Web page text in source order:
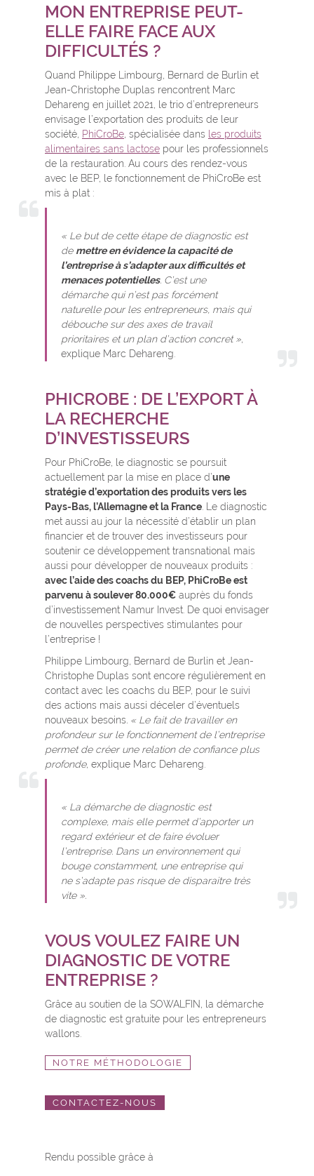
MON ENTREPRISE PEUT-
ELLE FAIRE FACE AUX
DIFFICULTÉS ?
Quand Philippe Limbourg, Bernard de Burlin et
Jean-Christophe Duplas rencontrent Marc
Dehareng en juillet 2021, le trio d’entrepreneurs
envisage l’exportation des produits de leur
société, PhiCroBe , spécialisée dans les produits
alimentaires sans lactose pour les professionnels
de la restauration. Au cours des rendez-vous
avec le BEP, le fonctionnement de PhiCroBe est
mis à plat :
« Le but de cette étape de diagnostic est
de mettre en évidence la capacité de
l’entreprise à s’adapter aux difficultés et
menaces potentielles. C’est une
démarche qui n’est pas forcément
naturelle pour les entrepreneurs, mais qui
débouche sur des axes de travail
prioritaires et un plan d’action concret »
explique Marc Dehareng.
PHICROBE : DE L’EXPORT À
LA RECHERCHE
D’INVESTISSEURS
Pour PhiCroBe, le diagnostic se poursuit
actuellement par la mise en place d’une
stratégie d’exportation des produits vers les
Pays-Bas, l’Allemagne et la France . Le diagnostic
met aussi au jour la nécessité d’établir un plan
financier et de trouver des investisseurs pour
soutenir ce développement transnational mais
aussi pour développer de nouveaux produits :
avec l’aide des coachs du BEP, PhiCroBe est
parvenu à soulever 80.000€ auprès du fonds
d’investissement Namur Invest. De quoi envisager
de nouvelles perspectives stimulantes pour
l’entreprise !
Philippe Limbourg, Bernard de Burlin et Jean-
Christophe Duplas sont encore régulièrement en
contact avec les coachs du BEP, pour le suivi
des actions mais aussi déceler d’éventuels
nouveaux besoins . « L e fait de travailler en
profondeur sur le fonctionnement de l’entreprise
permet de créer une relation de confiance plus
profonde, explique Marc Dehareng.
« La démarche de diagnostic est
complexe, mais elle permet d’apporter un
regard extérieur et de faire évoluer
l’entreprise. Dans un environnement qui
bouge constamment, une entreprise qui
ne s’adapte pas risque de disparaitre très
vite ».
VOUS VOULEZ FAIRE UN
DIAGNOSTIC DE VOTRE
ENTREPRISE ?
Grâce au soutien de la SOWALFIN, la démarche
de diagnostic est gratuite pour les entrepreneurs
wallons.
NOTRE MÉTHODOLOGIE
CONTACTEZ-NOUS
Rendu possible grâce à